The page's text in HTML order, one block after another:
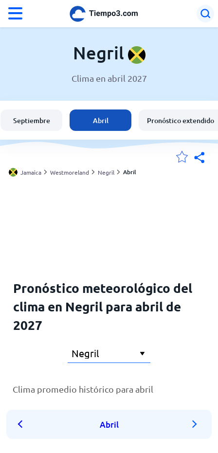
España
Argentina
Negril
Clima en abril 2027
Septiembre Abril Pronóstico extendido
Jamaica Westmoreland Negril Abril
Pronóstico meteorológico del
clima en Negril para abril de
2027
Clima promedio histórico para abril
Abril